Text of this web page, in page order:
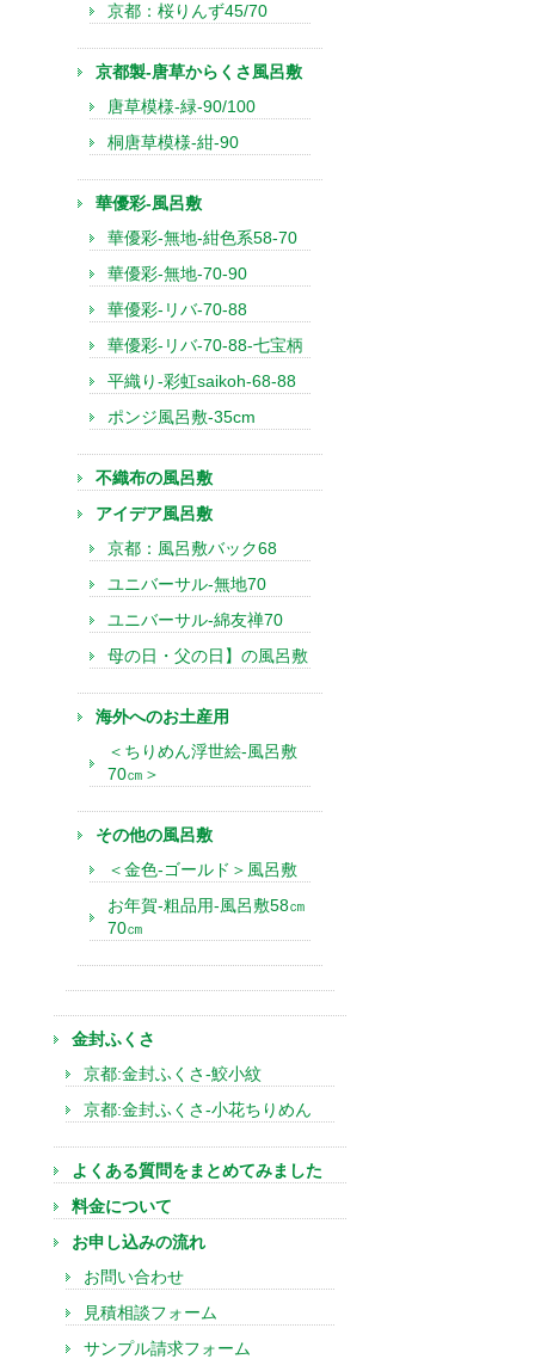
京都：桜りんず45/70
京都製-唐草からくさ風呂敷
唐草模様-緑-90/100
桐唐草模様-紺-90
華優彩-風呂敷
華優彩-無地-紺色系58-70
華優彩-無地-70-90
華優彩-リバ-70-88
華優彩-リバ-70-88-七宝柄
平織り-彩虹saikoh-68-88
ポンジ風呂敷-35cm
不織布の風呂敷
アイデア風呂敷
京都：風呂敷バック68
ユニバーサル-無地70
ユニバーサル-綿友禅70
母の日・父の日】の風呂敷
海外へのお土産用
＜ちりめん浮世絵-風呂敷
70㎝＞
その他の風呂敷
＜金色-ゴールド＞風呂敷
お年賀-粗品用-風呂敷58㎝
70㎝
金封ふくさ
京都:金封ふくさ-鮫小紋
京都:金封ふくさ-小花ちりめん
よくある質問をまとめてみました
料金について
お申し込みの流れ
お問い合わせ
見積相談フォーム
サンプル請求フォーム